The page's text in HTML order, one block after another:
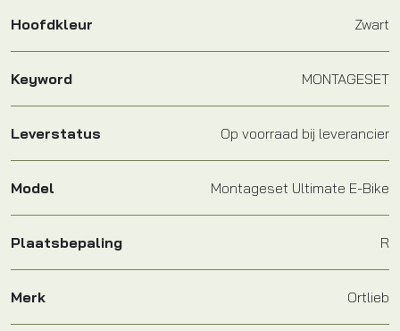
Hoofdkleur Zwart
Keyword MONTAGESET
Leverstatus Op voorraad bij leverancier
Model Montageset Ultimate E-Bike
Plaatsbepaling R
Merk Ortlieb